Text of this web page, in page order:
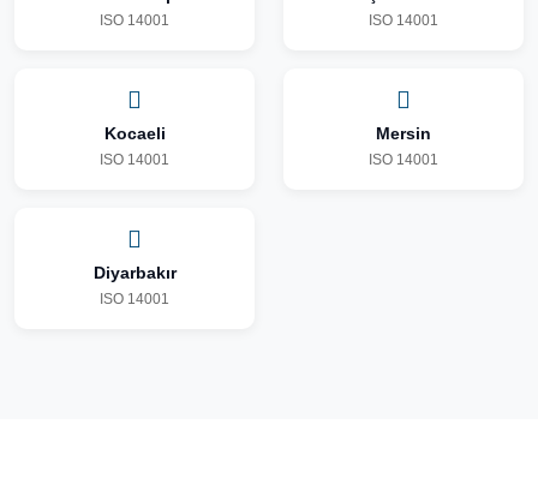
ISO 14001 ISO 14001
Kocaeli
ISO 14001
Mersin
ISO 14001
Diyarbakır
ISO 14001